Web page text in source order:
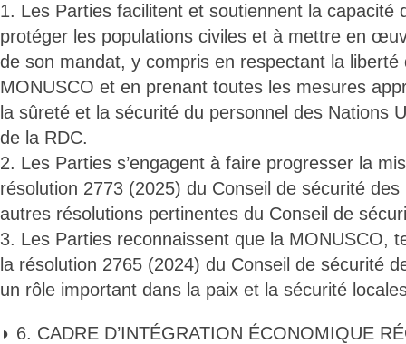
1. Les Parties facilitent et soutiennent la capacité
protéger les populations civiles et à mettre en
de son mandat, y compris en respectant la liberté
MONUSCO et en prenant toutes les mesures
la sûreté et la sécurité du personnel des Nations
de la RDC.
2. Les Parties s’engagent à faire progresser la
résolution 2773 (2025) du Conseil de sécurité
autres résolutions pertinentes du Conseil de
3. Les Parties reconnaissent que la MONUSCO,
la résolution 2765 (2024) du Conseil de sécurité
un rôle important dans la paix et la sécurité
◗ 6. CADRE D’INTÉGRATION ÉCONOMIQUE